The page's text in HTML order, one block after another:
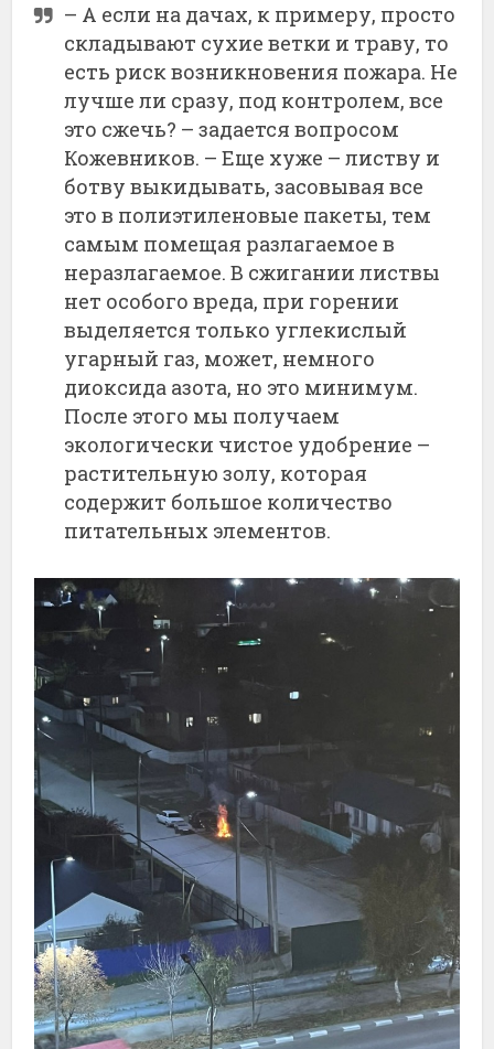
– А если на дачах, к примеру, просто
складывают сухие ветки и траву, то
есть риск возникновения пожара. Не
лучше ли сразу, под контролем, все
это сжечь? – задается вопросом
Кожевников. – Еще хуже – листву и
ботву выкидывать, засовывая все
это в полиэтиленовые пакеты, тем
самым помещая разлагаемое в
неразлагаемое. В сжигании листвы
нет особого вреда, при горении
выделяется только углекислый
угарный газ, может, немного
диоксида азота, но это минимум.
После этого мы получаем
экологически чистое удобрение –
растительную золу, которая
содержит большое количество
питательных элементов.